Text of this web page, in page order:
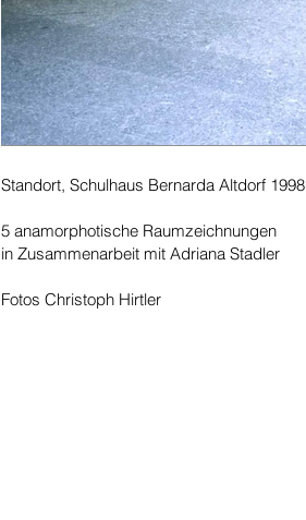
Standort, Schulhaus Bernarda Altdorf 1998
5 anamorphotische Raumzeichnungen
in Zusammenarbeit mit Adriana Stadler
Fotos Christoph Hirtler